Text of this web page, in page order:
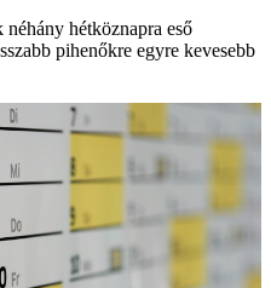
néhány hétköznapra eső
pihenőkre egyre kevesebb